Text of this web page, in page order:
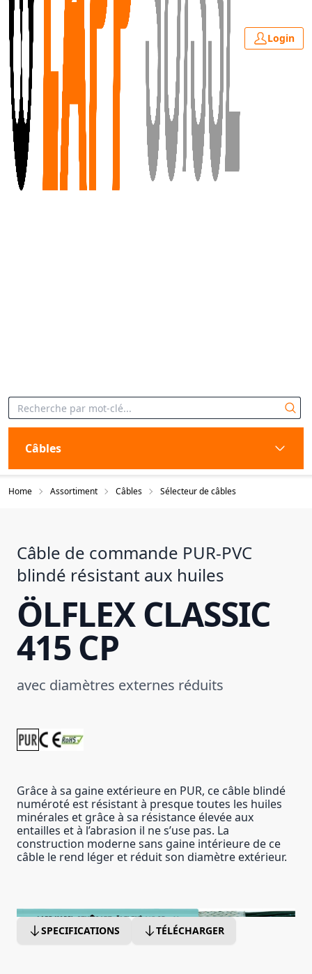
Login
Câbles
Home Assortiment Câbles Sélecteur de câbles
Câble de commande PUR-PVC
blindé résistant aux huiles
ÖLFLEX CLASSIC
415 CP
avec diamètres externes réduits
Grâce à sa gaine extérieure en PUR, ce câble blindé
numéroté est résistant à presque toutes les huiles
minérales et grâce à sa résistance élevée aux
entailles et à l’abrasion il ne s’use pas. La
construction moderne sans gaine intérieure de ce
câble le rend léger et réduit son diamètre extérieur.
SPECIFICATIONS TÉLÉCHARGER